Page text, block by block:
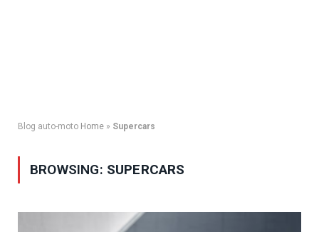
Blog auto-moto Home » Supercars
BROWSING: SUPERCARS